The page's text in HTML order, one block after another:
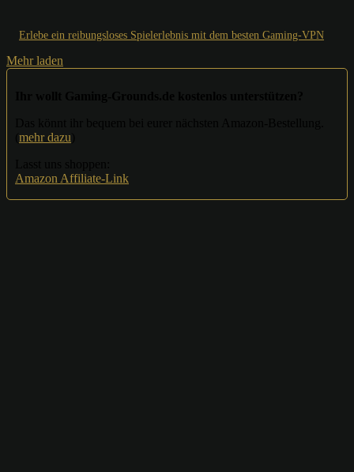
Erlebe ein reibungsloses Spielerlebnis mit dem besten Gaming-VPN
Mehr laden
mehr dazu
Amazon Affiliate-Link